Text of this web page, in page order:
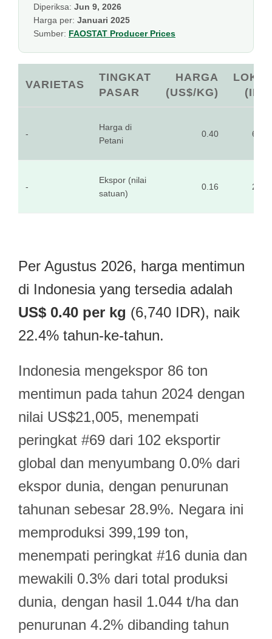
Diperiksa: Jun 9, 2026
Harga per: Januari 2025
Sumber: FAOSTAT Producer Prices
VARIETAS
TINGKAT
PASAR
HARGA
(US$/KG)
-
Harga di
Petani
0.40
-
Ekspor (nilai
satuan)
0.16
Per Agustus 2026, harga mentimun
di Indonesia yang tersedia adalah
US$ 0.40 per kg (6,740 IDR), naik
22.4% tahun-ke-tahun.
Indonesia mengekspor 86 ton
mentimun pada tahun 2024 dengan
nilai US$21,005, menempati
peringkat #69 dari 102 eksportir
global dan menyumbang 0.0% dari
ekspor dunia, dengan penurunan
tahunan sebesar 28.9%. Negara ini
memproduksi 399,199 ton,
menempati peringkat #16 dunia dan
mewakili 0.3% dari total produksi
dunia, dengan hasil 1.044 t/ha dan
penurunan 4.2% dibanding tahun